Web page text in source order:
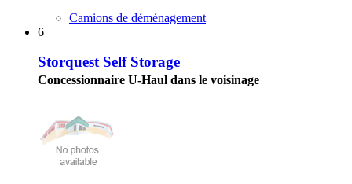
Camions de déménagement
6
Storquest Self Storage
Concessionnaire U-Haul dans le voisinage